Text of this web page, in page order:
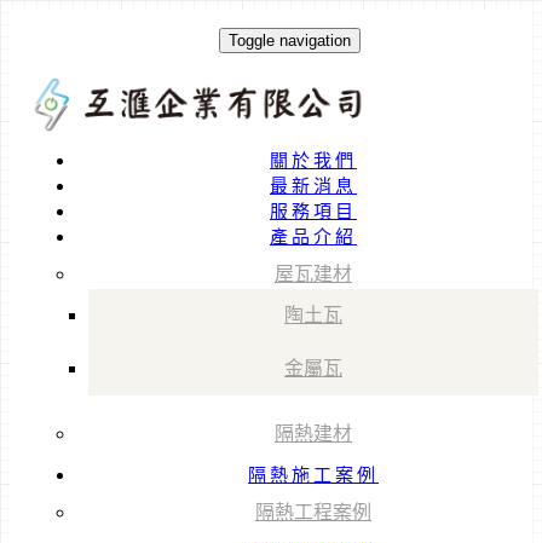
Toggle navigation
關於我們
最新消息
服務項目
產品介紹
屋瓦建材
陶土瓦
金屬瓦
隔熱建材
隔熱施工案例
隔熱工程案例